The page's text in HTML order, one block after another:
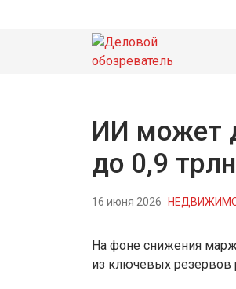
ИИ может
до 0,9
16 июня 2026
На фоне снижения
из ключевых резервов